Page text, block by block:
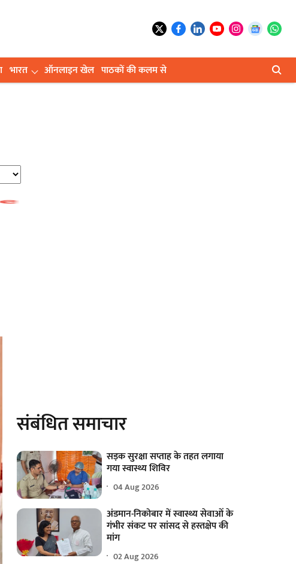
भारत ऑनलाइन खेल पाठकों की कलम से
संबंधित समाचार
सड़क सुरक्षा सप्ताह के तहत लगाया
गया स्वास्थ्य शिविर
04 Aug 2026
अंडमान-निकोबार में स्वास्थ्य सेवाओं के
गंभीर संकट पर सांसद से हस्तक्षेप की
मांग
02 Aug 2026